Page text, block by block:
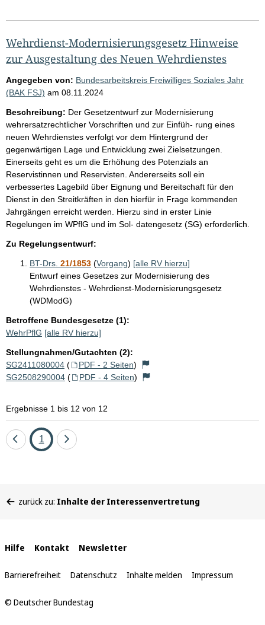
Wehrdienst-Modernisierungsgesetz Hinweise
zur Ausgestaltung des Neuen Wehrdienstes
Angegeben von: Bundesarbeitskreis Freiwilliges Soziales Jahr
(BAK FSJ) am 08.11.2024
Beschreibung: Der Gesetzentwurf zur Modernisierung
wehrersatzrechtlicher Vorschriften und zur Einfüh- rung eines
neuen Wehrdienstes verfolgt vor dem Hintergrund der
gegenwärtigen Lage und Entwicklung zwei Zielsetzungen.
Einerseits geht es um die Erhöhung des Potenzials an
Reservistinnen und Reservisten. Andererseits soll ein
verbessertes Lagebild über Eignung und Bereitschaft für den
Dienst in den Streitkräften in den hierfür in Frage kommenden
Jahrgängen erreicht werden. Hierzu sind in erster Linie
Regelungen im WPflG und im Sol- datengesetz (SG) erforderlich.
Zu Regelungsentwurf:
BT-Drs. 21/1853 (Vorgang) [alle RV hierzu]
Entwurf eines Gesetzes zur Modernisierung des
Wehrdienstes - Wehrdienst-Modernisierungsgesetz
(WDModG)
Betroffene Bundesgesetze (1):
WehrPflG [alle RV hierzu]
Stellungnahmen/Gutachten (2):
SG2411080004 ( PDF - 2 Seiten)
SG2508290004 ( PDF - 4 Seiten)
Ergebnisse 1 bis 12 von 12
EineSeite
1
Eine
befinden
zurück zu: Inhalte der Interessenvertretung
Interne
Links
Hilfe Kontakt Newsletter
Barrierefreiheit Datenschutz Inhalte melden Impressum
© Deutscher Bundestag